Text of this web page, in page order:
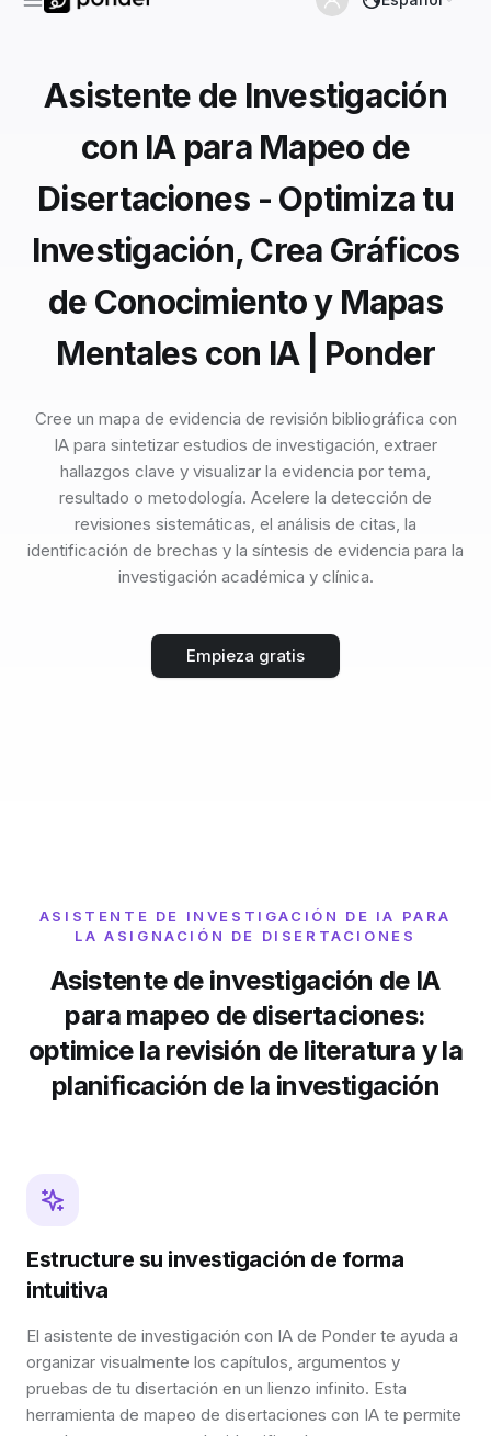
Asistente de Investigación
con IA para Mapeo de
Disertaciones - Optimiza tu
Investigación, Crea Gráficos
de Conocimiento y Mapas
Mentales con IA | Ponder
Cree un mapa de evidencia de revisión bibliográfica con
IA para sintetizar estudios de investigación, extraer
hallazgos clave y visualizar la evidencia por tema,
resultado o metodología. Acelere la detección de
revisiones sistemáticas, el análisis de citas, la
identificación de brechas y la síntesis de evidencia para la
investigación académica y clínica.
Empieza gratis
ASISTENTE DE INVESTIGACIÓN DE IA PARA
LA ASIGNACIÓN DE DISERTACIONES
Asistente de investigación de IA
para mapeo de disertaciones:
optimice la revisión de literatura y la
planificación de la investigación
Estructure su investigación de forma
intuitiva
El asistente de investigación con IA de Ponder te ayuda a
organizar visualmente los capítulos, argumentos y
pruebas de tu disertación en un lienzo infinito. Esta
herramienta de mapeo de disertaciones con IA te permite